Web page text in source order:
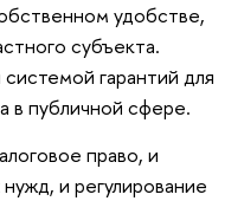
удобстве,
субъекта.
гарантий для
в публичной сфере.
право, и
и регулирование